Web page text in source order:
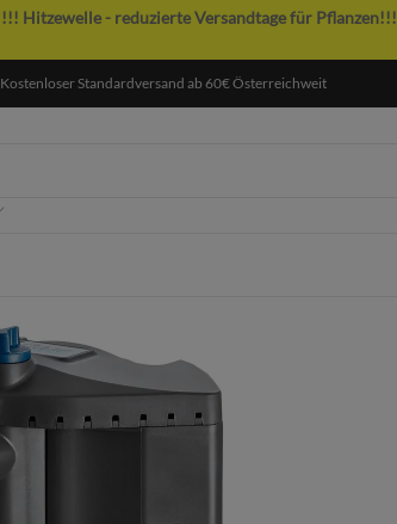
!!! Hitzewelle - reduzierte Versandtage für Pflanzen!!!
Kostenloser Standardversand ab 60€ Österreichweit